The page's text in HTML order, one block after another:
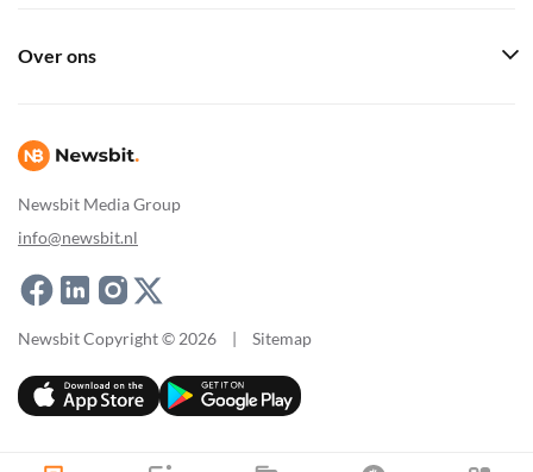
Newsbit Media Group
info@newsbit.nl
Over ons
Newsbit Copyright © 2026 | Sitemap